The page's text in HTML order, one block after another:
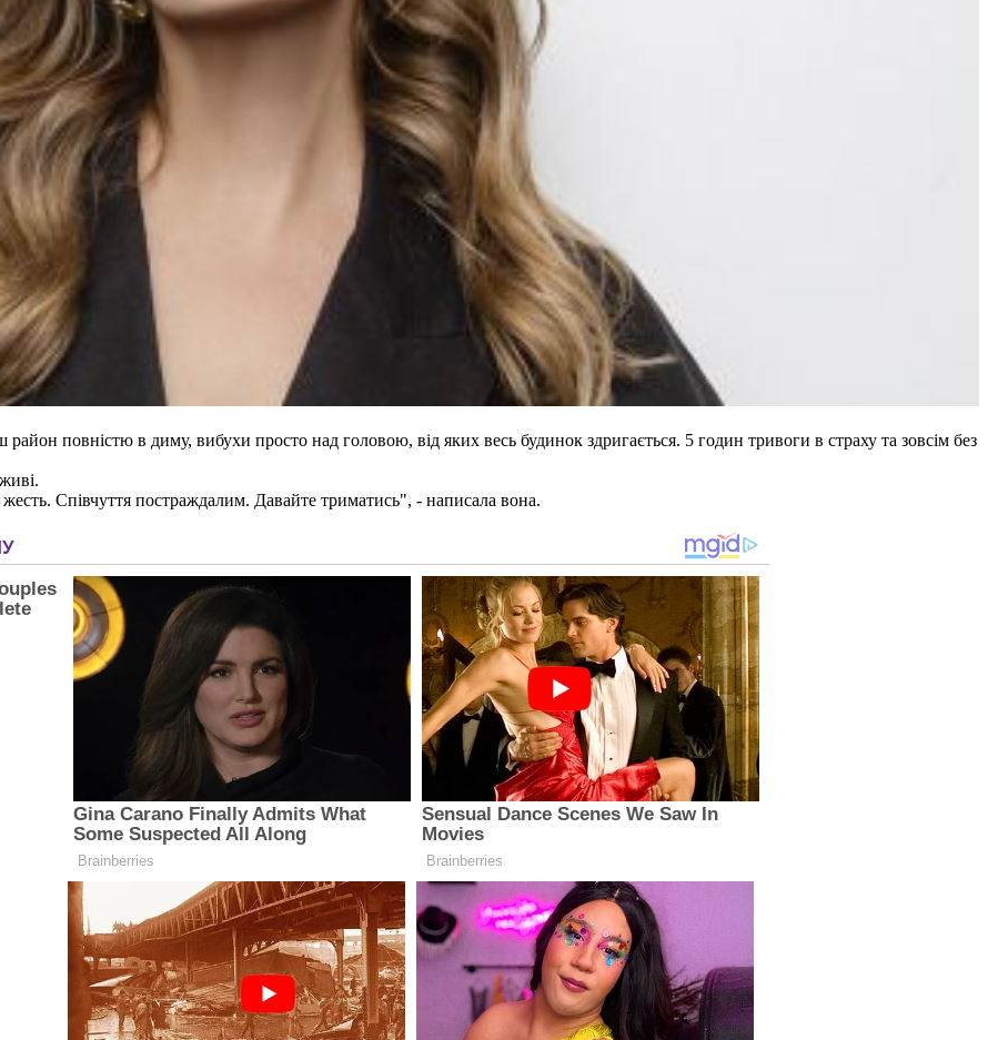
повністю в диму, вибухи просто над головою, від яких весь будинок здригається. 5 годин тривоги в страху та зовсім без
Співчуття постраждалим. Давайте триматись", - написала вона.